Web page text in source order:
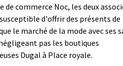
de commerce Noc, les deux
d'offrir des présents de
le marché de la mode avec ses
pas les boutiques
Dugal à Place royale.